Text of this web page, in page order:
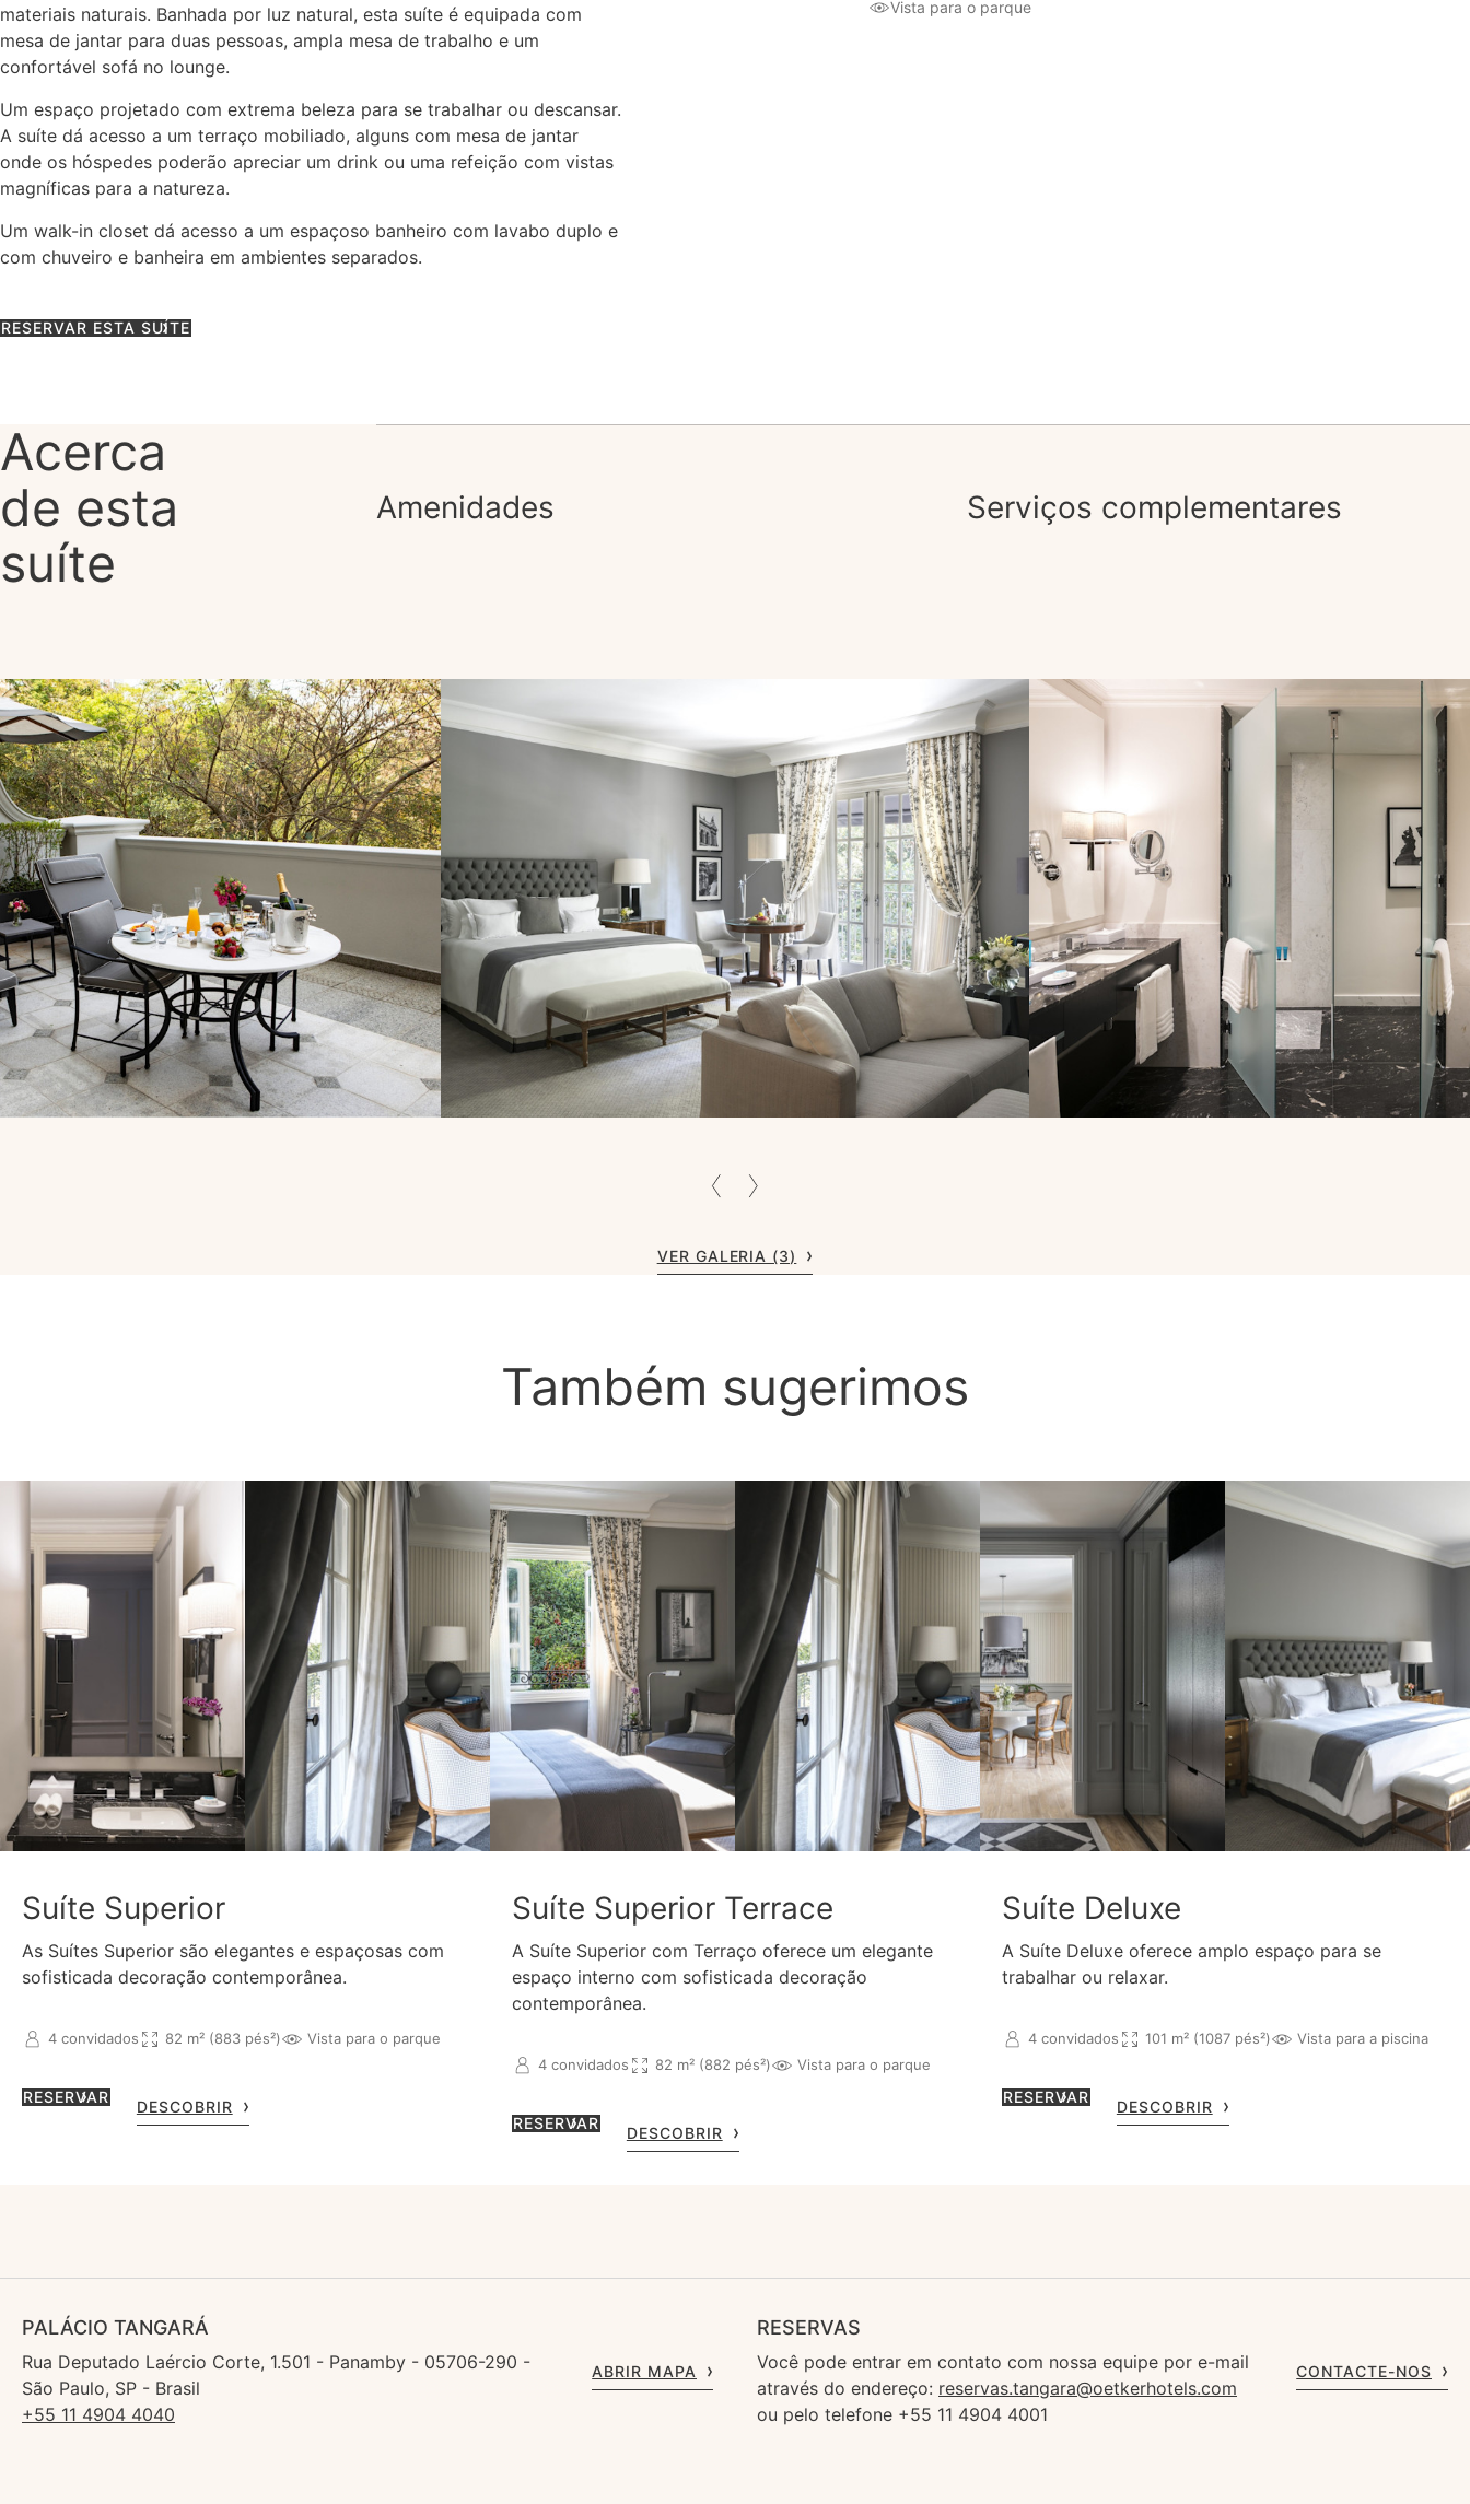
materiais naturais. Banhada por luz natural, esta suíte é equipada com
mesa de jantar para duas pessoas, ampla mesa de trabalho e um
confortável sofá no lounge.
Um espaço projetado com extrema beleza para se trabalhar ou descansar.
A suíte dá acesso a um terraço mobiliado, alguns com mesa de jantar
onde os hóspedes poderão apreciar um drink ou uma refeição com vistas
magníficas para a natureza.
Um walk-in closet dá acesso a um espaçoso banheiro com lavabo duplo e
com chuveiro e banheira em ambientes separados.
RESERVAR ESTA SUÍTE
Vista para o parque
Acerca
de esta
suíte
Amenidades Serviços complementares
VER GALERIA (3)
Também sugerimos
Suíte Superior
As Suítes Superior são elegantes e espaçosas com
sofisticada decoração contemporânea.
4 convidados 82 m² (883 pés²) Vista para o parque
RESERVAR
DESCOBRIR
Suíte Superior Terrace
A Suíte Superior com Terraço oferece um elegante
espaço interno com sofisticada decoração
contemporânea.
4 convidados 82 m² (882 pés²) Vista para o parque
RESERVAR
DESCOBRIR
Suíte Deluxe
A Suíte Deluxe oferece amplo espaço para se
trabalhar ou relaxar.
4 convidados 101 m² (1087 pés²) Vista para a piscina
RESERVAR
DESCOBRIR
PALÁCIO TANGARÁ
Rua Deputado Laércio Corte, 1.501 - Panamby - 05706-290 -
São Paulo, SP - Brasil
+55 11 4904 4040
ABRIR MAPA
RESERVAS
Você pode entrar em contato com nossa equipe por e-mail
através do endereço: reservas.tangara@oetkerhotels.com
ou pelo telefone +55 11 4904 4001
CONTACTE-NOS